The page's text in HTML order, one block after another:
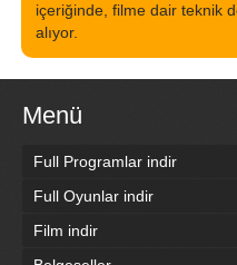
içeriğinde, filme dair teknik
alıyor.
Menü
Full Programlar indir
Full Oyunlar indir
Film indir